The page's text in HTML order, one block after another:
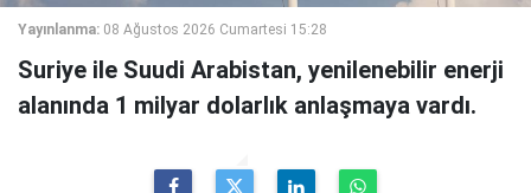
Yayınlanma: 08 Ağustos 2026 Cumartesi 15:28
Suriye ile Suudi Arabistan, yenilenebilir enerji
alanında 1 milyar dolarlık anlaşmaya vardı.